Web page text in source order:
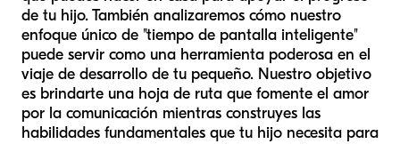
de tu hijo. También analizaremos cómo nuestro
enfoque único de "tiempo de pantalla inteligente"
puede servir como una herramienta poderosa en el
viaje de desarrollo de tu pequeño. Nuestro objetivo
es brindarte una hoja de ruta que fomente el amor
por la comunicación mientras construyes las
habilidades fundamentales que tu hijo necesita para